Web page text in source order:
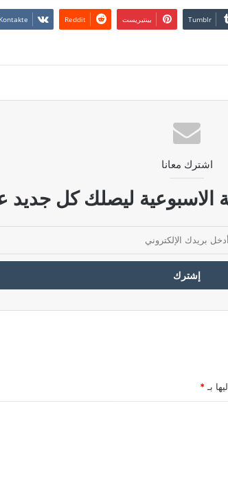
بينتيريست
اشترك معانا
الاسبوعية ليصلك كل جديد
بـ *